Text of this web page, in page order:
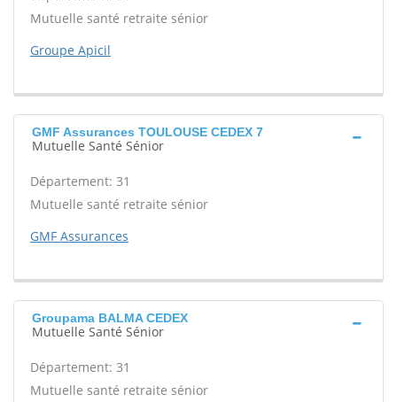
Mutuelle santé retraite sénior
Groupe Apicil
GMF Assurances TOULOUSE CEDEX 7
Mutuelle Santé Sénior
Département: 31
Mutuelle santé retraite sénior
GMF Assurances
Groupama BALMA CEDEX
Mutuelle Santé Sénior
Département: 31
Mutuelle santé retraite sénior